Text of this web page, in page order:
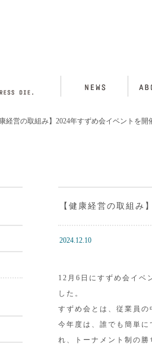
康経営の取組み】2024年すずめ会イベントを開
【健康経営の取組み
2024.12.10
12月6日にすずめ会イベ
した。
すずめ会とは、従業員
今年度は、誰でも簡単
れ、トーナメント制の